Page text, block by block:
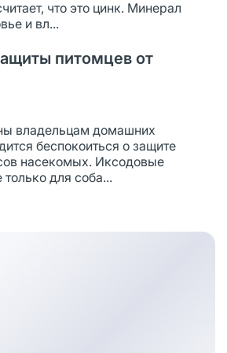
что это цинк. Минерал
и вл...
питомцев от
владельцам домашних
беспокоиться о защите
насекомых. Иксодовые
для соба...